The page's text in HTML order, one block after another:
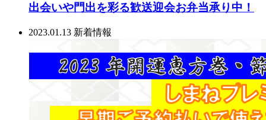
出会いや門出を彩る歓送迎会お弁当承り中！
2023.01.13 新着情報